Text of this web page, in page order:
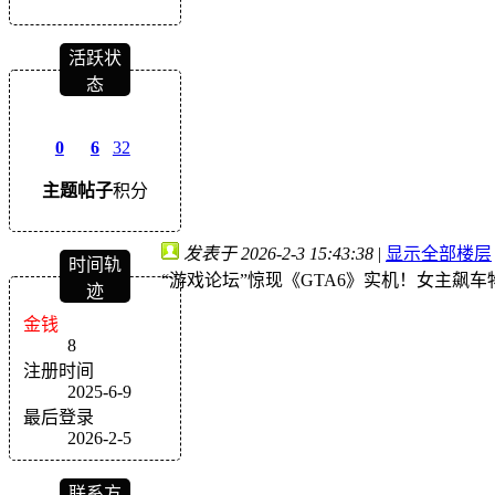
活跃状
态
0
主题
6
帖子
32
积分
时间轨
迹
金钱
8
注册时间
2025-6-9
最后登录
2026-2-5
发表于 2026-2-3 15:43:38 | 显示全部楼层
“游戏论坛”惊现《GTA6》实机！女主飙车